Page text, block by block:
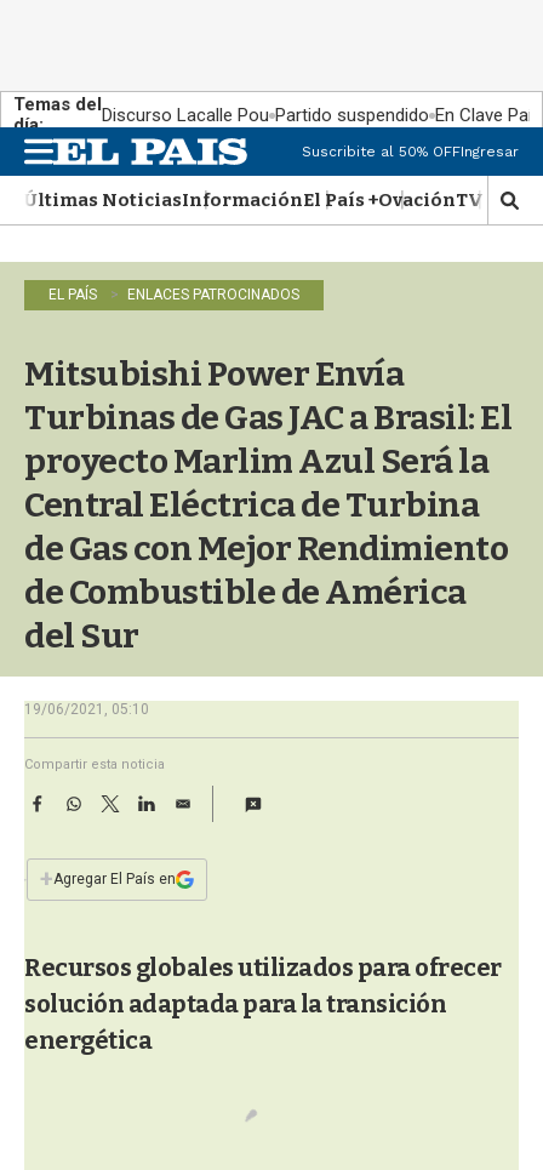
Temas del
día:
Discurso Lacalle Pou Partido suspendido En Clave País
n
u
Suscribite al 50% OFFIngresar
Últimas NoticiasInformaciónEl País +OvaciónTV Show
M
o
s
�
s
EL PAÍS ENLACES PATROCINADOS
Mitsubishi Power Envía
Turbinas de Gas JAC a Brasil: El
proyecto Marlim Azul Será la
Central Eléctrica de Turbina
de Gas con Mejor Rendimiento
de Combustible de América
del Sur
19/06/2021, 05:10
Compartir esta noticia
F
e
b
k
W
s
p
T
w
t
L
n
E
i
l
+Agregar El País en
Recursos globales utilizados para ofrecer
solución adaptada para la transición
energética